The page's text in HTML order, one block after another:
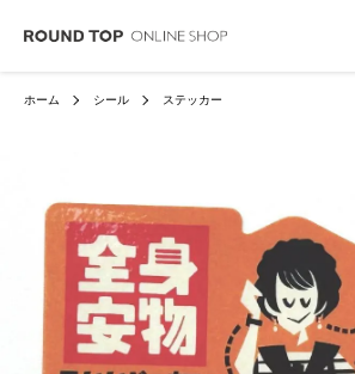
ホーム シール ステッカー